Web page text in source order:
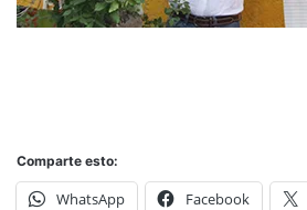
Comparte esto:
WhatsApp Facebook